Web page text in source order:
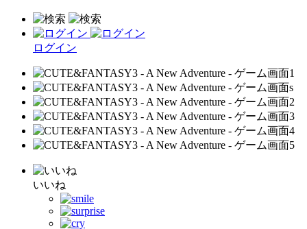
ログイン
いいね